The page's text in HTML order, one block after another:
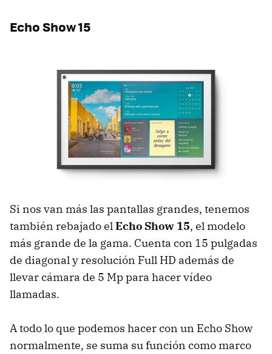
Echo Show 15
Si nos van más las pantallas grandes, tenemos
también rebajado elEcho Show 15, el modelo
más grande de la gama. Cuenta con 15 pulgadas
de diagonal y resolución Full HD además de
llevar cámara de 5 Mp para hacer vídeo
llamadas.
A todo lo que podemos hacer con un Echo Show
normalmente, se suma su función como marco